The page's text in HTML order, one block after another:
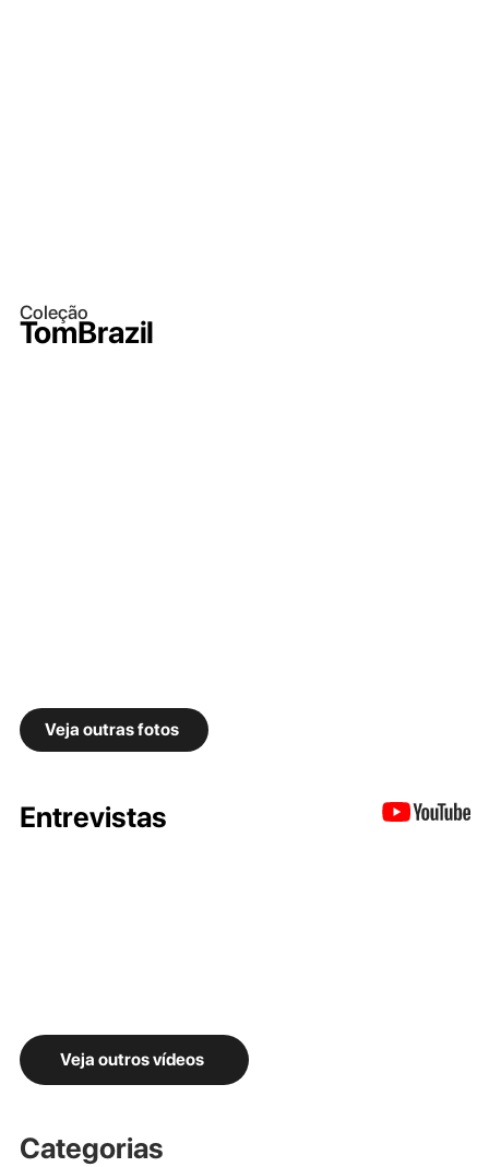
Coleção
TomBrazil
Veja outras fotos
Entrevistas
Veja outros vídeos
Categorias